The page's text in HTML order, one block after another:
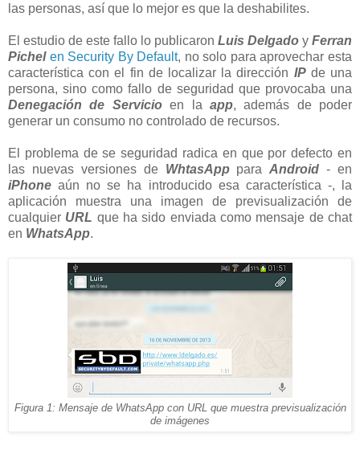
las personas, así que lo mejor es que la deshabilites.
El estudio de este fallo lo publicaron Luis Delgado y Ferran
Pichel en Security By Default, no solo para aprovechar esta
característica con el fin de localizar la dirección IPde una
persona, sino como fallo de seguridad que provocaba una
Denegación de Servicioen la app, además de poder
generar un consumo no controlado de recursos.
El problema de se seguridad radica en que por defecto en
las nuevas versiones de WhtasAppparaAndroid - en
iPhone aún no se ha introducido esa característica -, la
aplicación muestra una imagen de previsualización de
cualquier URL que ha sido enviada como mensaje de chat
en WhatsApp.
Figura 1: Mensaje de WhatsApp con URL que muestra previsualización
de imágenes